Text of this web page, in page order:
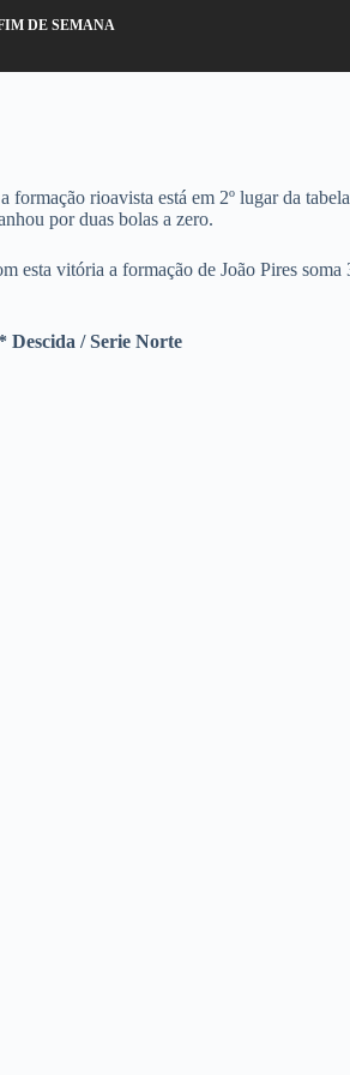
DE SEMANA
rioavista está em 2º lugar da
por duas bolas a zero.
esta vitória a formação de João Pires
Descida / Serie Norte